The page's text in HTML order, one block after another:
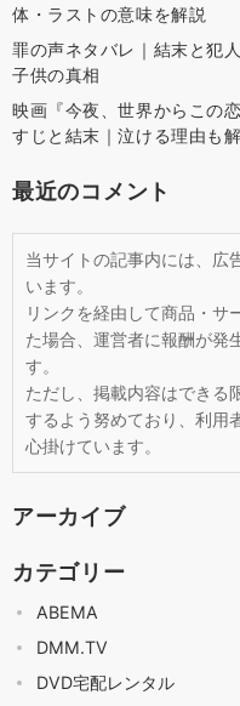
体・ラストの意味を解説
罪の声ネタバレ｜結末と犯
子供の真相
映画『今夜、世界からこの
すじと結末｜泣ける理由も
最近のコメント
当サイトの記事内には、広
います。
リンクを経由して商品・サ
た場合、運営者に報酬が発
す。
ただし、掲載内容はできる
するよう努めており、利用
心掛けています。
アーカイブ
カテゴリー
ABEMA
DMM.TV
DVD宅配レンタル